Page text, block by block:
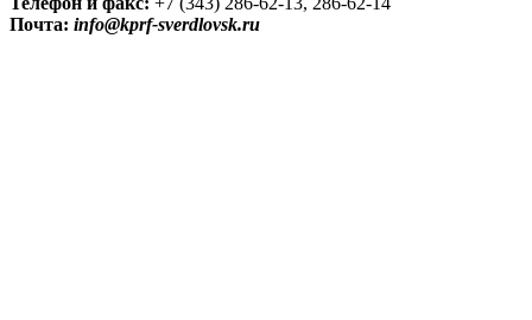
Почта: info@kprf-sverdlovsk.ru